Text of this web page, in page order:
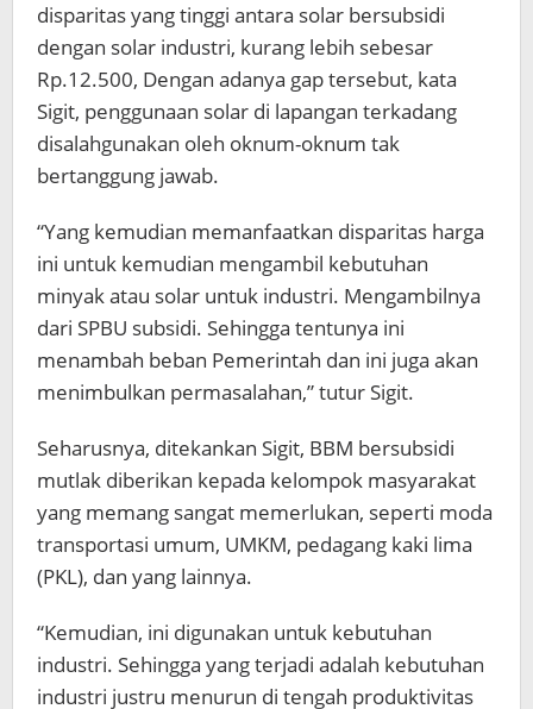
disparitas yang tinggi antara solar bersubsidi
dengan solar industri, kurang lebih sebesar
Rp.12.500, Dengan adanya gap tersebut, kata
Sigit, penggunaan solar di lapangan terkadang
disalahgunakan oleh oknum-oknum tak
bertanggung jawab.
“Yang kemudian memanfaatkan disparitas harga
ini untuk kemudian mengambil kebutuhan
minyak atau solar untuk industri. Mengambilnya
dari SPBU subsidi. Sehingga tentunya ini
menambah beban Pemerintah dan ini juga akan
menimbulkan permasalahan,” tutur Sigit.
Seharusnya, ditekankan Sigit, BBM bersubsidi
mutlak diberikan kepada kelompok masyarakat
yang memang sangat memerlukan, seperti moda
transportasi umum, UMKM, pedagang kaki lima
(PKL), dan yang lainnya.
“Kemudian, ini digunakan untuk kebutuhan
industri. Sehingga yang terjadi adalah kebutuhan
industri justru menurun di tengah produktivitas